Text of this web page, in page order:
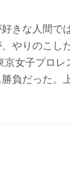
きな人間で
やりのこし
女子プロレ
負だった。